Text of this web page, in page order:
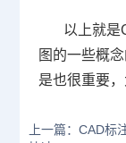
以上就是
图的一些概
是也很重要，
上一篇：CAD标